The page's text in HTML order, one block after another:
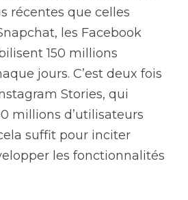
récentes que celles
les Facebook
150 millions
jours. C’est deux fois
Stories, qui
millions d’utilisateurs
suffit pour inciter
les fonctionnalités